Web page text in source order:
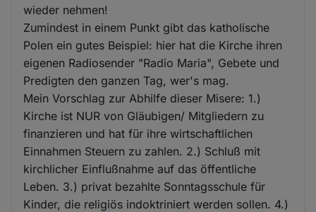
wieder nehmen!
Zumindest in einem Punkt gibt das katholische
Polen ein gutes Beispiel: hier hat die Kirche ihren
eigenen Radiosender "Radio Maria", Gebete und
Predigten den ganzen Tag, wer's mag.
Mein Vorschlag zur Abhilfe dieser Misere: 1.)
Kirche ist NUR von Gläubigen/ Mitgliedern zu
finanzieren und hat für ihre wirtschaftlichen
Einnahmen Steuern zu zahlen. 2.) Schluß mit
kirchlicher Einflußnahme auf das öffentliche
Leben. 3.) privat bezahlte Sonntagsschule für
Kinder, die religiös indoktriniert werden sollen. 4.)